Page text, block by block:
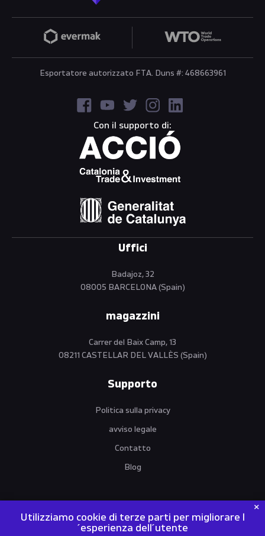
Esportatore autorizzato FTA. Duns #: 468663961
Con il supporto di:
Uffici
Badajoz, 32
08005 BARCELONA (Spain)
magazzini
Carrer del Baix Camp, 13
08211 CASTELLAR DEL VALLÈS (Spain)
Supporto
Politica sulla privacy
avviso legale
Contatto
Blog
Utilizziamo cookie di terze parti per migliorare l
´esperienza dell´utente